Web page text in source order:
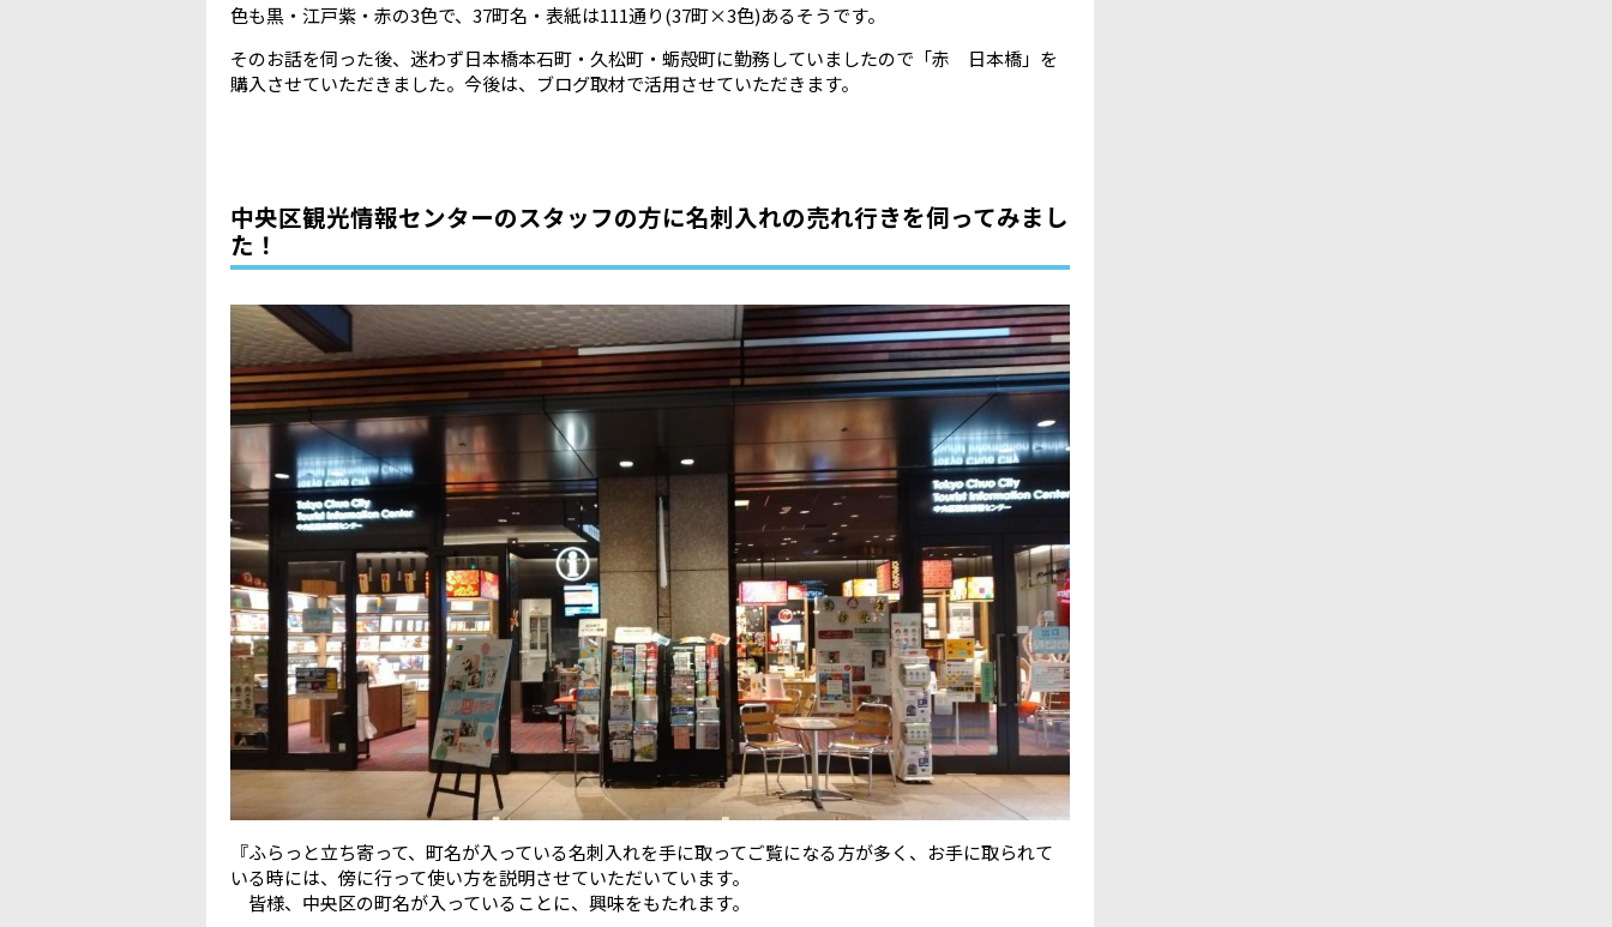
色も黒・江戸紫・赤の3色で、37町名・表紙は111通り(37町×3色)あるそうです。
そのお話を伺った後、迷わず日本橋本石町・久松町・蛎殻町に勤務していましたので「赤 日本橋」を
購入させていただきました。今後は、ブログ取材で活用させていただきます。
中央区観光情報センターのスタッフの方に名刺入れの売れ行きを伺ってみまし
た！
『ふらっと立ち寄って、町名が入っている名刺入れを手に取ってご覧になる方が多く、お手に取られて
いる時には、傍に行って使い方を説明させていただいています。
皆様、中央区の町名が入っていることに、興味をもたれます。